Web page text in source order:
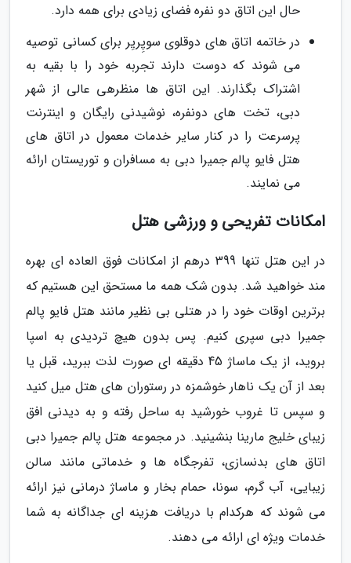
حال این اتاق دو نفره فضای زیادی برای همه دارد.
در خاتمه اتاق های دوقلوی سوپِریِر برای کسانی توصیه
می شوند که دوست دارند تجربه خود را با بقیه به
اشتراک بگذارند. این اتاق ها منظرهی عالی از شهر
دبی، تخت های دونفره، نوشیدنی رایگان و اینترنت
پرسرعت را در کنار سایر خدمات معمول در اتاق های
هتل فایو پالم جمیرا دبی به مسافران و توریستان ارائه
می نمایند.
امکانات تفریحی و ورزشی هتل
در این هتل تنها 399 درهم از امکانات فوق العاده ای بهره
مند خواهید شد. بدون شک همه ما مستحق این هستیم که
برترین اوقات خود را در هتلی بی نظیر مانند هتل فایو پالم
جمیرا دبی سپری کنیم. پس بدون هیچ تردیدی به اسپا
بروید، از یک ماساژ 45 دقیقه ای صورت لذت ببرید، قبل یا
بعد از آن یک ناهار خوشمزه در رستوران های هتل میل کنید
و سپس تا غروب خورشید به ساحل رفته و به دیدنی افق
زیبای خلیج مارینا بنشینید. در مجموعه هتل پالم جمیرا دبی
اتاق های بدنسازی، تفرجگاه ها و خدماتی مانند سالن
زیبایی، آب گرم، سونا، حمام بخار و ماساژ درمانی نیز ارائه
می شوند که هرکدام با دریافت هزینه ای جداگانه به شما
خدمات ویژه ای ارائه می دهند.